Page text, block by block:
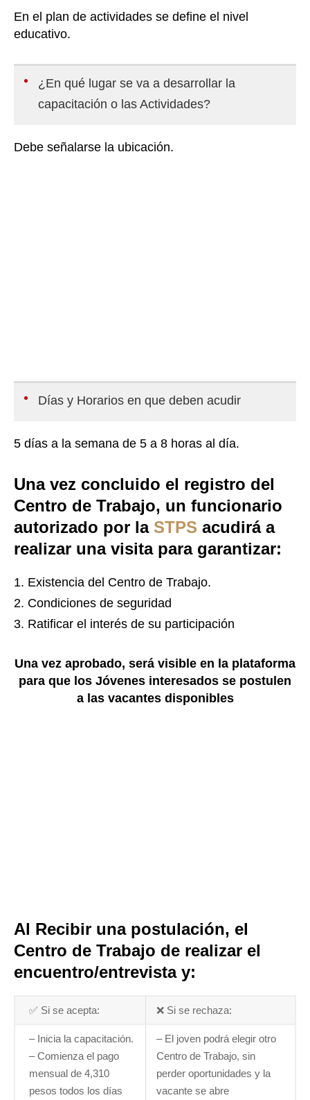
En el plan de actividades se define el nivel
educativo.
¿En qué lugar se va a desarrollar la
capacitación o las Actividades?
Debe señalarse la ubicación.
Días y Horarios en que deben acudir
5 días a la semana de 5 a 8 horas al día.
Una vez concluido el registro del
Centro de Trabajo, un funcionario
autorizado por la STPS acudirá a
realizar una visita para garantizar:
Existencia del Centro de Trabajo.
Condiciones de seguridad
Ratificar el interés de su participación
Una vez aprobado, será visible en la plataforma
para que los Jóvenes interesados se postulen
a las vacantes disponibles
Al Recibir una postulación, el
Centro de Trabajo de realizar el
encuentro/entrevista y:
✅ Si se acepta: ❌ Si se rechaza:
– Inicia la capacitación.
– Comienza el pago
mensual de 4,310
pesos todos los días
– El joven podrá elegir otro
Centro de Trabajo, sin
perder oportunidades y la
vacante se abre